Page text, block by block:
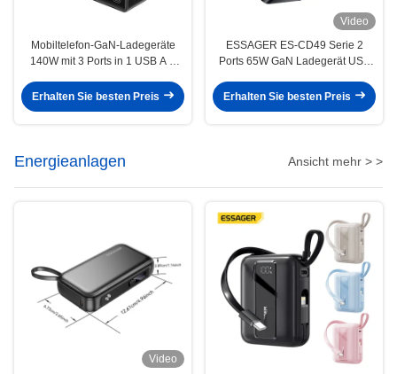
Mobiltelefon-GaN-Ladegeräte
140W mit 3 Ports in 1 USB A 2
Serie
Erhalten Sie besten Preis
Video
ESSAGER ES-CD49 Serie 2
Ports 65W GaN Ladegerät USB
Erhalten Sie besten Preis
Energieanlagen Ansicht mehr > >
Video